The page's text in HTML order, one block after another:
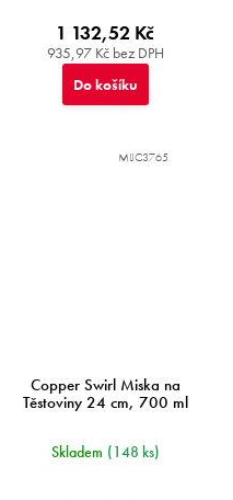
935,97 Kč bez DPH
1 132,52 Kč
Do košíku
Copper Swirl Miska na
Těstoviny 24 cm, 700 ml
Skladem (148 ks)
MIJC3765